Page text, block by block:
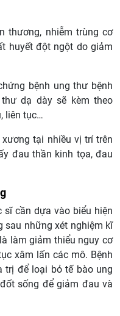
thương, nhiễm trùng cơ
huyết đột ngột do giảm
bệnh ung thư bệnh
dạ dày sẽ kèm theo
liên tục…
tại nhiều vị trí trên
đau thần kinh tọa, đau
cần dựa vào biểu hiện
sau những xét nghiệm kĩ
làm giảm thiểu nguy cơ
xâm lấn các mô. Bệnh
trị để loại bỏ tế bào ung
sống để giảm đau và